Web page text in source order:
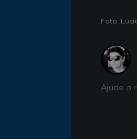
Foto:
Ajude o